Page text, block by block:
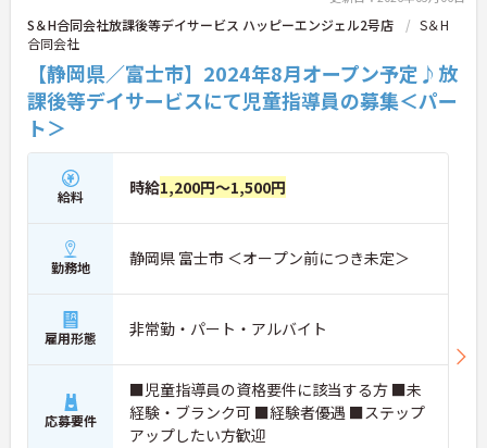
S＆H合同会社放課後等デイサービス ハッピーエンジェル2号店
S＆H
合同会社
【静岡県／富士市】2024年8月オープン予定♪放
課後等デイサービスにて児童指導員の募集＜パー
ト＞
給料 時給1,200円～1,500円
勤務地 静岡県 富士市 ＜オープン前につき未定＞
雇用形態 非常勤・パート・アルバイト
応募要件
■児童指導員の資格要件に該当する方 ■未
経験・ブランク可 ■経験者優遇 ■ステップ
アップしたい方歓迎